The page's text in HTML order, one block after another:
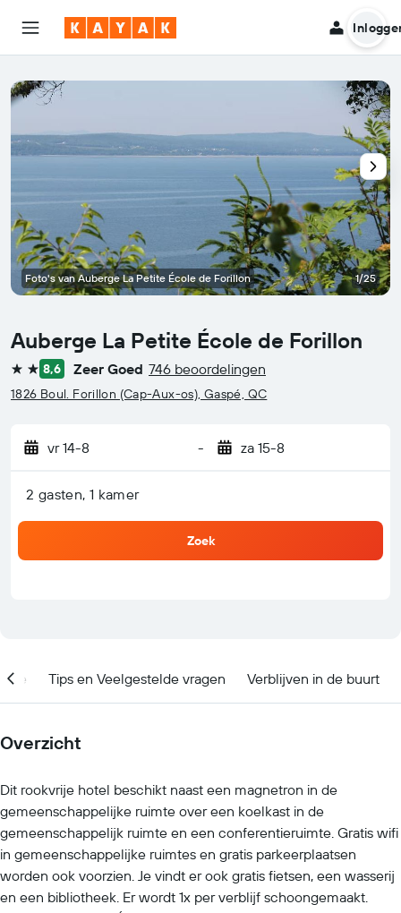
Auberge La Petite École de Forillon
2 sterren
8,6 Zeer Goed 746 beoordelingen
1826 Boul. Forillon (Cap-Aux-os), Gaspé, QC
vr 14-8 - za 15-8
2 gasten, 1 kamer
Zoek
Foto's van Auberge La Petite École de Forillon 1/25
Tips en Veelgestelde vragen Verblijven in de buurt
Overzicht
Dit rookvrije hotel beschikt naast een magnetron in de
gemeenschappelijke ruimte over een koelkast in de
gemeenschappelijk ruimte en een conferentieruimte. Gratis wifi
in gemeenschappelijke ruimtes en gratis parkeerplaatsen
worden ook voorzien. Je vindt er ook gratis fietsen, een wasserij
en een bibliotheek. Er wordt 1x per verblijf schoongemaakt.